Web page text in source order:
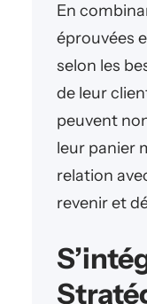
En
éprouvées
selon les
de leur
peuvent
leur panier
relation
revenir et